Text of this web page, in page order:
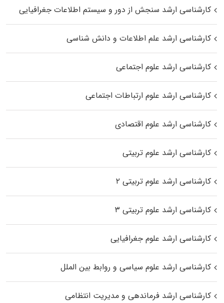
کارشناسی ارشد سنجش از دور و سیستم اطلاعات جغرافیایی
کارشناسی ارشد علم اطلاعات و دانش شناسی
کارشناسی ارشد علوم اجتماعی
کارشناسی ارشد علوم ارتباطات اجتماعی
کارشناسی ارشد علوم اقتصادی
کارشناسی ارشد علوم تربیتی
کارشناسی ارشد علوم تربیتی ۲
کارشناسی ارشد علوم تربیتی ۳
کارشناسی ارشد علوم جغرافیایی
کارشناسی ارشد علوم سیاسی و روابط بین الملل
کارشناسی ارشد فرماندهی و مدیریت انتظامی